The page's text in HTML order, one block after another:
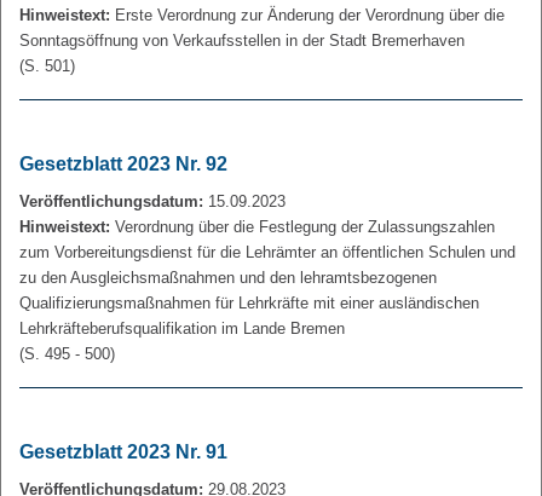
Hinweistext: Erste Verordnung zur Änderung der Verordnung über die
Sonntagsöffnung von Verkaufsstellen in der Stadt Bremerhaven
(S. 501)
Gesetzblatt 2023 Nr. 92
Veröffentlichungsdatum: 15.09.2023
Hinweistext: Verordnung über die Festlegung der Zulassungszahlen
zum Vorbereitungsdienst für die Lehrämter an öffentlichen Schulen und
zu den Ausgleichsmaßnahmen und den lehramtsbezogenen
Qualifizierungsmaßnahmen für Lehrkräfte mit einer ausländischen
Lehrkräfteberufsqualifikation im Lande Bremen
(S. 495 - 500)
Gesetzblatt 2023 Nr. 91
Veröffentlichungsdatum: 29.08.2023